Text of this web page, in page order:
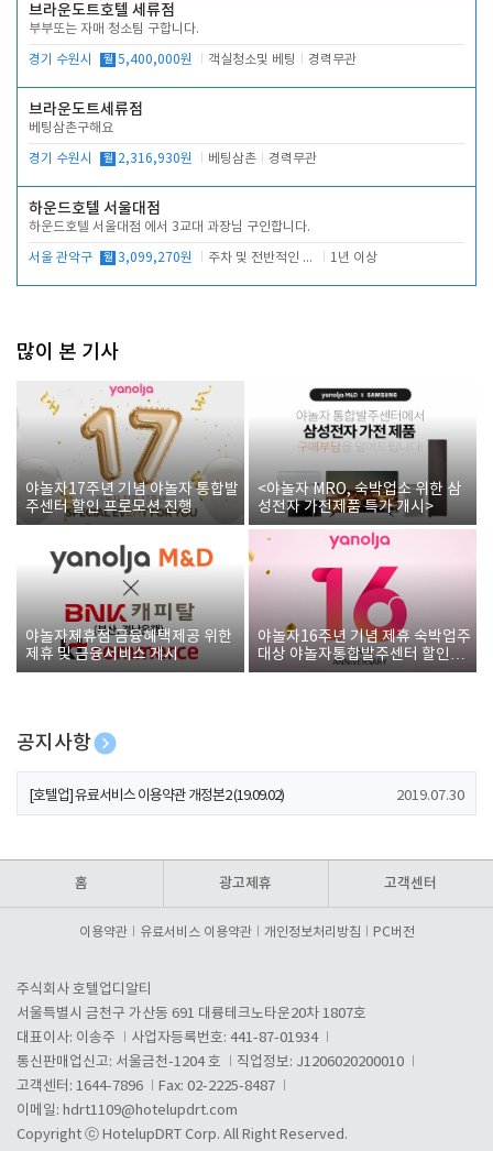
브라운도트호텔 세류점
부부또는 자매 청소팀 구합니다.
경기 수원시 월 5,400,000원 객실청소및 베팅 경력무관
브라운도트세류점
베팅삼촌구해요
경기 수원시 월 2,316,930원 베팅삼촌 경력무관
하운드호텔 서울대점
하운드호텔 서울대점 에서 3교대 과장님 구인합니다.
서울 관악구 월 3,099,270원 주차 및 전반적인 당번업무 1년 이상
많이 본 기사
야놀자17주년 기념 야놀자 통합발
주센터 할인 프로모션 진행
<야놀자 MRO, 숙박업소 위한 삼
성전자 가전제품 특가 개시>
야놀자제휴점 금융혜택제공 위한
제휴 및 금융서비스 게시
야놀자16주년 기념 제휴 숙박업주
대상 야놀자통합발주센터 할인쿠
폰 증정
공지사항
[호텔업] 개인정보 처리방침 개정본1 (19.09.02)
[호텔업] 유료서비스 이용약관 개정본2 (19.09.02) 2019.07.30
홈 광고제휴 고객센터
이용약관 유료서비스 이용약관 개인정보처리방침 PC버전
주식회사 호텔업디알티
서울특별시 금천구 가산동 691 대륭테크노타운20차 1807호
대표이사: 이송주
사업자등록번호: 441-87-01934
통신판매업신고: 서울금천-1204 호
직업정보: J1206020200010
고객센터: 1644-7896
Fax: 02-2225-8487
이메일: hdrt1109@hotelupdrt.com
Copyright ⓒ HotelupDRT Corp. All Right Reserved.